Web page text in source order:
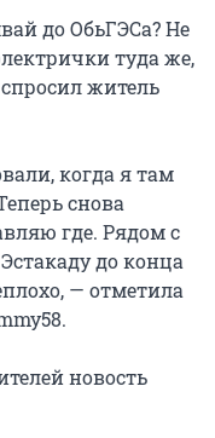
до ОбьГЭСа? Не
туда же,
житель
когда я там
снова
где. Рядом с
до конца
— отметила
новость